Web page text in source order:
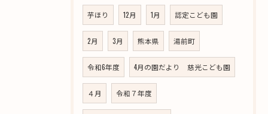
芋ほり 12月 1月 認定こども園
2月 3月 熊本県 湯前町
令和6年度 4月の園だより 慈光こども園
４月 令和７年度